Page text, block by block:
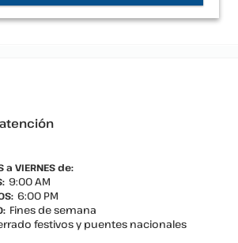
a VIERNES de:
9:00 AM
6:00 PM
Fines de semana
festivos y puentes nacionales